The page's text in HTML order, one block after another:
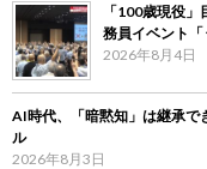
「100歳現役
務員イベント「
2026年8月4日
AI時代、「暗黙知」は継承
ル
2026年8月3日